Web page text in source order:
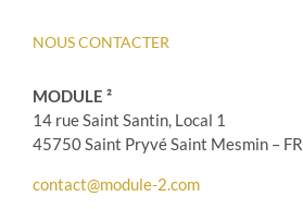
NOUS CONTACTER
MODULE ²
14 rue Saint Santin, Local 1
45750 Saint Pryvé Saint Mesmin –
contact@module-2.com